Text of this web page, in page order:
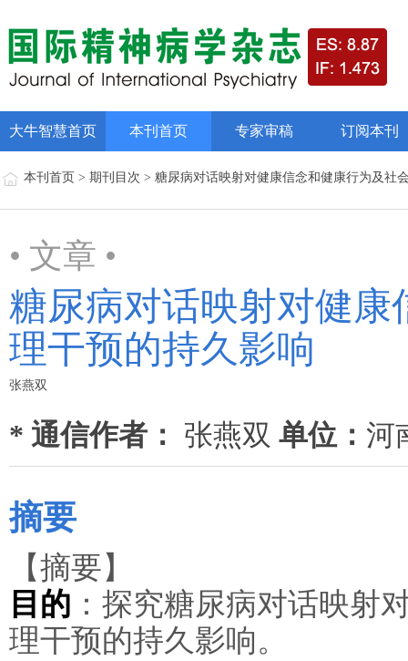
大牛智慧首页 本刊首页 专家审稿 订阅本刊
本刊首页 > 期刊目次 > 糖尿病对话映射对健康信念和健康行为及社
• 文章 •
糖尿病对话映射对健
理干预的持久影响
张燕双
* 通信作者： 张燕双 单位： 河
摘要
【摘要】
目的 ：探究糖尿病对话映射
理干预的持久影响。